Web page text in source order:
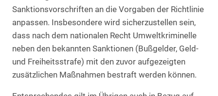
Sanktionsvorschriften an die Vorgaben der Richtlinie
anpassen. Insbesondere wird sicherzustellen sein,
dass nach dem nationalen Recht Umweltkriminelle
neben den bekannten Sanktionen (Bußgelder, Geld-
und Freiheitsstrafe) mit den zuvor aufgezeigten
zusätzlichen Maßnahmen bestraft werden können.